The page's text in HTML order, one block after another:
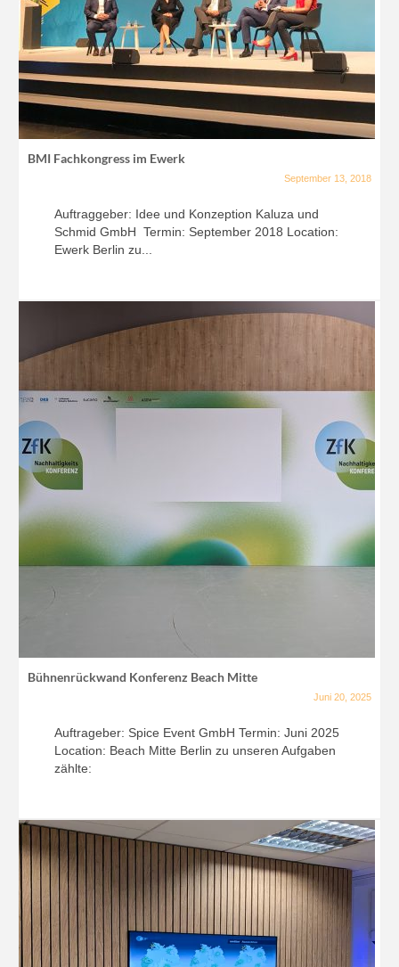
BMI Fachkongress im Ewerk
September 13, 2018
Auftraggeber: Idee und Konzeption Kaluza und
Schmid GmbH Termin: September 2018 Location:
Ewerk Berlin zu...
Bühnenrückwand Konferenz Beach Mitte
Juni 20, 2025
Auftrageber: Spice Event GmbH Termin: Juni 2025
Location: Beach Mitte Berlin zu unseren Aufgaben
zählte: